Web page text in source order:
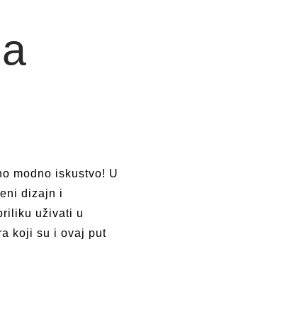
modno iskustvo! U
dizajn i
uživati u
koji su i ovaj put